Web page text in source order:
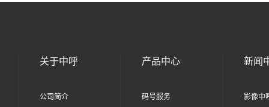
关于中呼
公司简介
产品中心
码号服务
新闻
影像中